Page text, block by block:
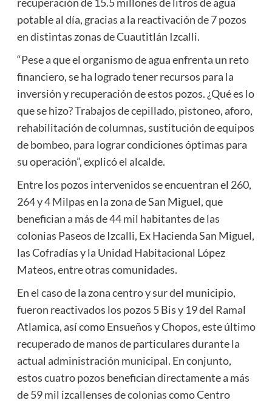
recuperación de 15.5 millones de litros de agua
potable al día, gracias a la reactivación de 7 pozos
en distintas zonas de Cuautitlán Izcalli.
“Pese a que el organismo de agua enfrenta un reto
financiero, se ha logrado tener recursos para la
inversión y recuperación de estos pozos. ¿Qué es lo
que se hizo? Trabajos de cepillado, pistoneo, aforo,
rehabilitación de columnas, sustitución de equipos
de bombeo, para lograr condiciones óptimas para
su operación”, explicó el alcalde.
Entre los pozos intervenidos se encuentran el 260,
264 y 4 Milpas en la zona de San Miguel, que
benefician a más de 44 mil habitantes de las
colonias Paseos de Izcalli, Ex Hacienda San Miguel,
las Cofradías y la Unidad Habitacional López
Mateos, entre otras comunidades.
En el caso de la zona centro y sur del municipio,
fueron reactivados los pozos 5 Bis y 19 del Ramal
Atlamica, así como Ensueños y Chopos, este último
recuperado de manos de particulares durante la
actual administración municipal. En conjunto,
estos cuatro pozos benefician directamente a más
de 59 mil izcallenses de colonias como Centro